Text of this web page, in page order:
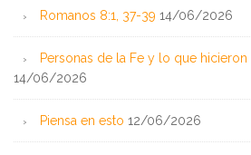
Romanos 8:1, 37-39 14/06/2026
Personas de la Fe y lo que hicieron
14/06/2026
Piensa en esto 12/06/2026